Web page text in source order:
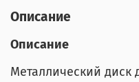
Описание
Описание
Металлический диск